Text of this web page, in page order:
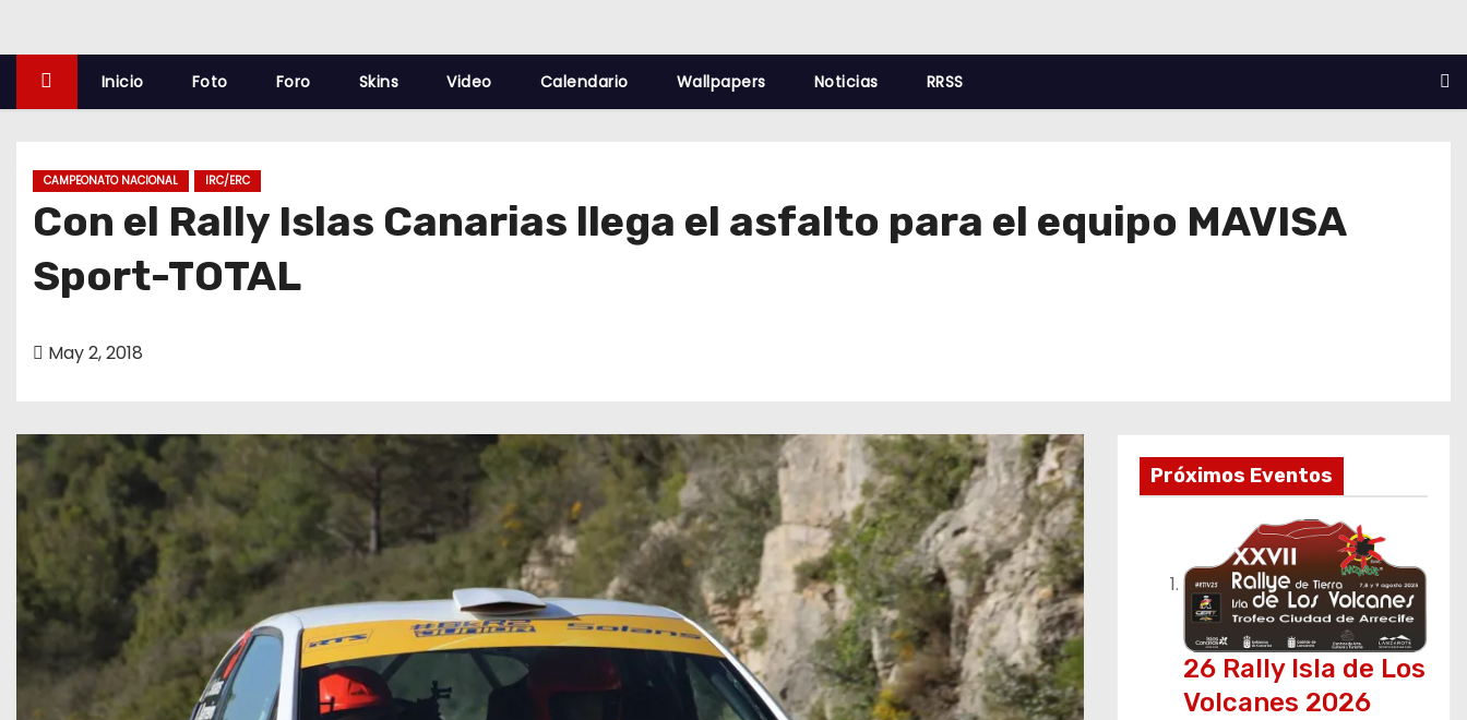
Inicio Foto Foro Skins Video Calendario Wallpapers Noticias RRSS
CAMPEONATO NACIONAL IRC/ERC
Con el Rally Islas Canarias llega el asfalto para el equipo MAVISA
Sport-TOTAL
May 2, 2018
Próximos Eventos
26 Rally Isla de Los
Volcanes 2026